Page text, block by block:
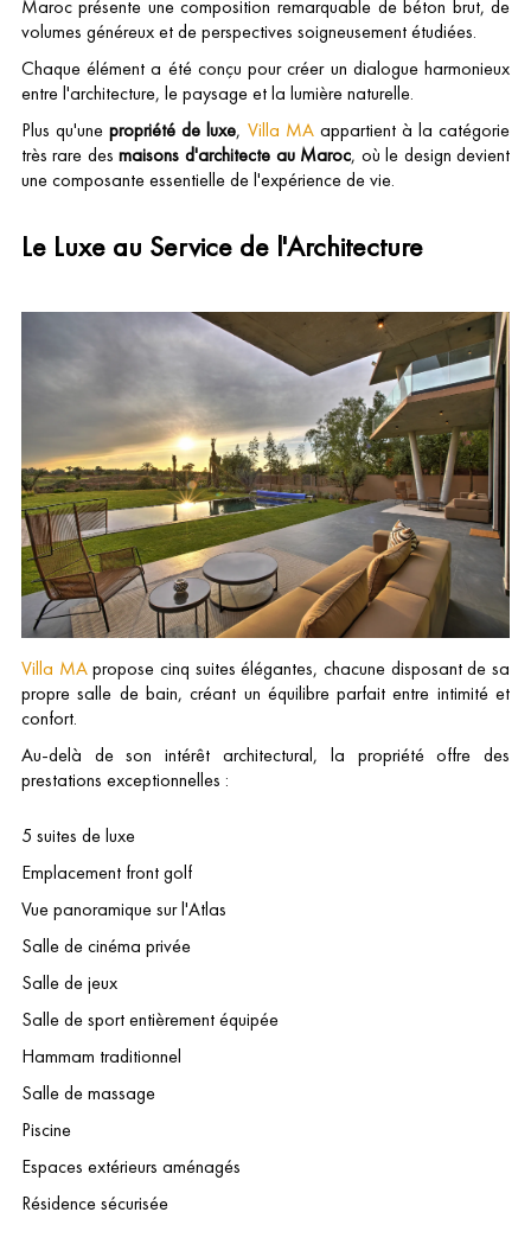
Maroc présente une composition remarquable de béton brut, de
volumes généreux et de perspectives soigneusement étudiées.
Chaque élément a été conçu pour créer un dialogue harmonieux
entre l'architecture, le paysage et la lumière naturelle.
Plus qu'unepropriété de luxe, Villa MAappartient à la catégorie
très rare desmaisons d'architecte au Maroc, où le design devient
une composante essentielle de l'expérience de vie.
Le Luxe au Service de l'Architecture
Villa MApropose cinq suites élégantes, chacune disposant de sa
propre salle de bain, créant un équilibre parfait entre intimité et
confort.
Au-delà de son intérêt architectural, la propriété offre des
prestations exceptionnelles :
5 suites de luxe
Emplacement front golf
Vue panoramique sur l'Atlas
Salle de cinéma privée
Salle de jeux
Salle de sport entièrement équipée
Hammam traditionnel
Salle de massage
Piscine
Espaces extérieurs aménagés
Résidence sécurisée